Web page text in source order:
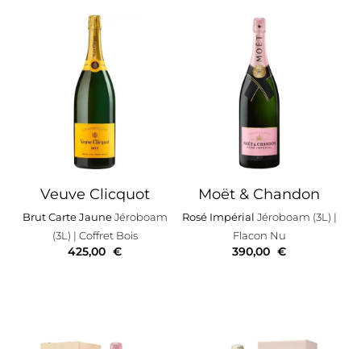
Veuve Clicquot
Brut Carte JauneJéroboam
(3L) | Coffret Bois
425,00 €
Moët & Chandon
Rosé Impérial Jéroboam (3L) |
Flacon Nu
390,00 €